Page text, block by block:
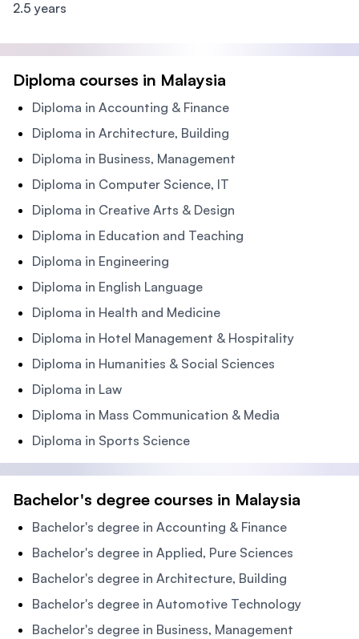
2.5 years
Diploma courses in Malaysia
Diploma in Accounting & Finance
Diploma in Architecture, Building
Diploma in Business, Management
Diploma in Computer Science, IT
Diploma in Creative Arts & Design
Diploma in Education and Teaching
Diploma in Engineering
Diploma in English Language
Diploma in Health and Medicine
Diploma in Hotel Management & Hospitality
Diploma in Humanities & Social Sciences
Diploma in Law
Diploma in Mass Communication & Media
Diploma in Sports Science
Bachelor's degree courses in Malaysia
Bachelor's degree in Accounting & Finance
Bachelor's degree in Applied, Pure Sciences
Bachelor's degree in Architecture, Building
Bachelor's degree in Automotive Technology
Bachelor's degree in Business, Management